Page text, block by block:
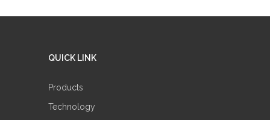
QUICK LINK
Products
Technology